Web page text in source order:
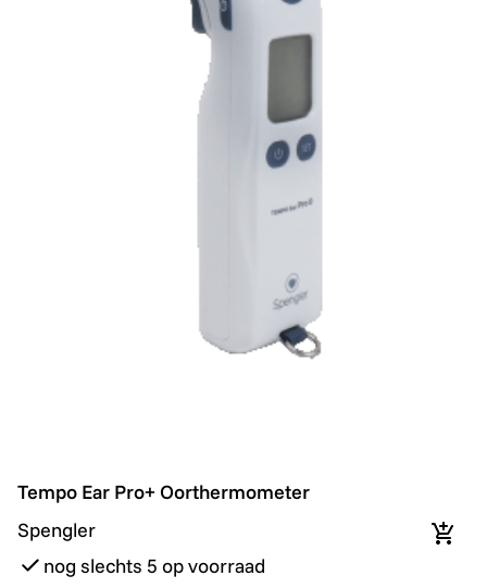
Tempo Ear Pro+ Oorthermometer
Tempo Ear Pro+ Oorthermometer
Spengler
nog slechts 5 op voorraad
In